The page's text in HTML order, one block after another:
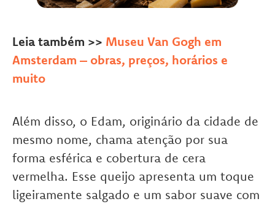
Leia também >> Museu Van Gogh em
Amsterdam – obras, preços, horários e
muito
Além disso, o Edam, originário da cidade de
mesmo nome, chama atenção por sua
forma esférica e cobertura de cera
vermelha. Esse queijo apresenta um toque
ligeiramente salgado e um sabor suave com